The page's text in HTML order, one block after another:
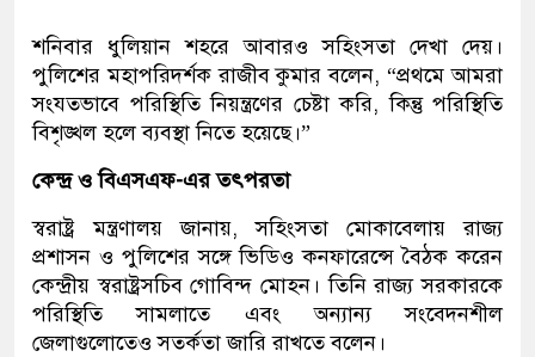
শনিবার ধুলিয়ান শহরে আবারও সহিংসতা দেখা দেয়।
পুলিশের মহাপরিদর্শক রাজীব কুমার বলেন, “প্রথমে আমরা
সংযতভাবে পরিস্থিতি নিয়ন্ত্রণের চেষ্টা করি, কিন্তু পরিস্থিতি
বিশৃঙ্খল হলে ব্যবস্থা নিতে হয়েছে।”
কেন্দ্র ও বিএসএফ-এর তৎপরতা
স্বরাষ্ট্র মন্ত্রণালয় জানায়, সহিংসতা মোকাবেলায় রাজ্য
প্রশাসন ও পুলিশের সঙ্গে ভিডিও কনফারেন্সে বৈঠক করেন
কেন্দ্রীয় স্বরাষ্ট্রসচিব গোবিন্দ মোহন। তিনি রাজ্য সরকারকে
পরিস্থিতি সামলাতে এবং অন্যান্য সংবেদনশীল
জেলাগুলোতেও সতর্কতা জারি রাখতে বলেন।